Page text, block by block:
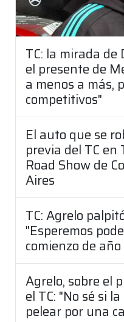
TC: la mirada
el presente de
a menos a más,
competitivos"
El auto que se
previa del TC en
Road Show de
Aires
TC: Agrelo
"Esperemos
comienzo de
Agrelo, sobre el
el TC: "No sé si
pelear por una